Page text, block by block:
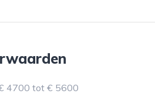
4700 tot € 5600